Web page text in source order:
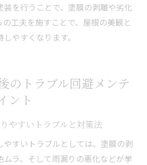
装を行うことで、塗膜の剥離や劣化
工夫を施すことで、屋根の美観と
やすくなります。
のトラブル回避メンテ
ント
やすいトラブルと対策法
やすいトラブルとしては、塗膜の剥
ムラ、そして雨漏りの悪化などが挙